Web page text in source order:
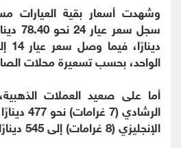
وشهدت أسعار بقية العيارات
الواحد، بحسب تسعيرة محلات
أما على صعيد العملات
الرشادي
الإنجليزي (8 غرامات) إلى 545 دينارًا.